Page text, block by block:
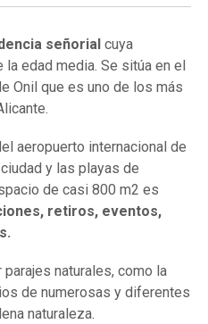
señorial cuya
edad media. Se sitúa en el
Onil que es uno de los más
aeropuerto internacional de
y las playas de
de casi 800 m2 es
retiros, eventos,
naturales, como la
de numerosas y diferentes
naturaleza.